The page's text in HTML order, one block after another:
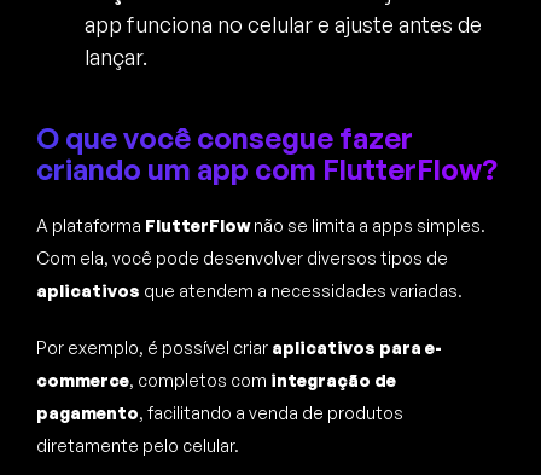
app funciona no celular e ajuste antes de
lançar.
O que você consegue fazer
criando um app com FlutterFlow?
A plataforma FlutterFlownão se limita a apps simples.
Com ela, você pode desenvolver diversos tipos de
aplicativos que atendem a necessidades variadas.
Por exemplo, é possível criar aplicativos para e-
commerce, completos com integração de
pagamento, facilitando a venda de produtos
diretamente pelo celular.